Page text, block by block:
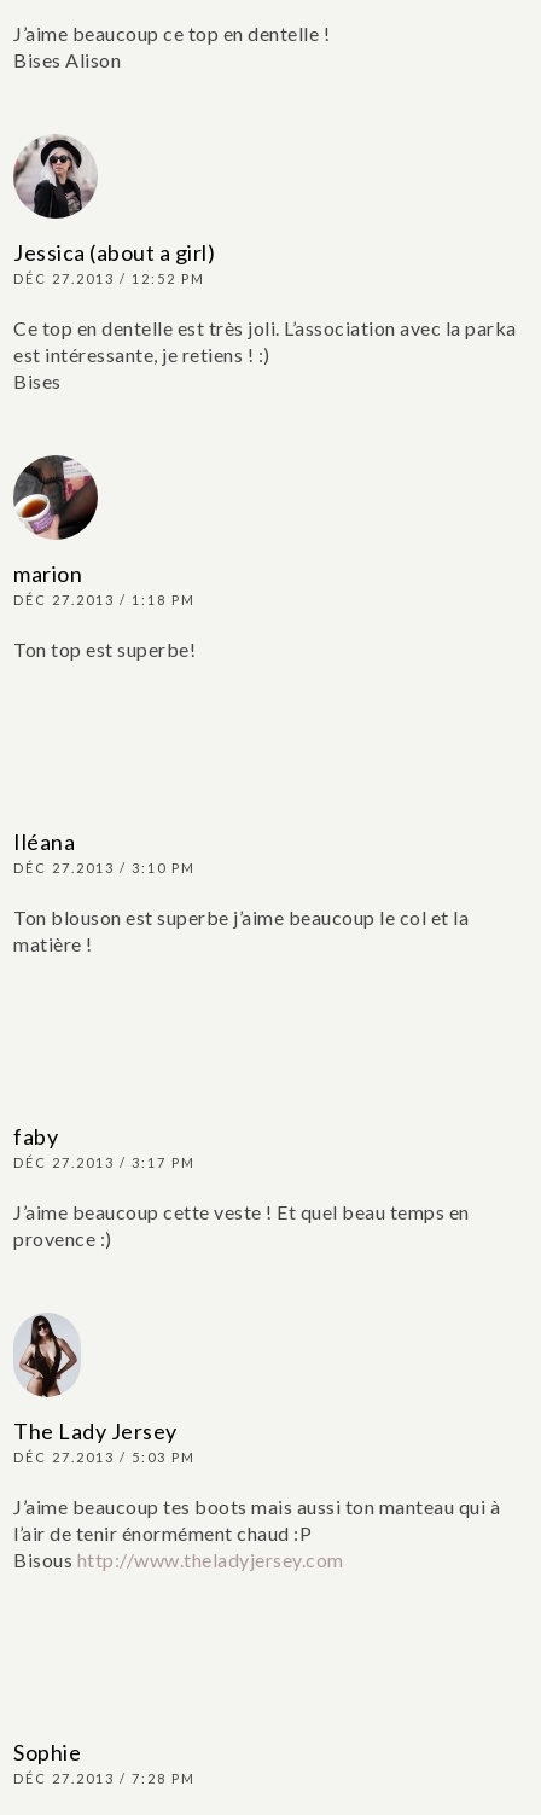
J’aime beaucoup ce top en dentelle !
Bises Alison
Jessica (about a girl)
DÉC 27.2013 / 12:52 PM
Ce top en dentelle est très joli. L’association avec la parka
est intéressante, je retiens ! :)
Bises
marion
DÉC 27.2013 / 1:18 PM
Ton top est superbe!
Iléana
DÉC 27.2013 / 3:10 PM
Ton blouson est superbe j’aime beaucoup le col et la
matière !
faby
DÉC 27.2013 / 3:17 PM
J’aime beaucoup cette veste ! Et quel beau temps en
provence :)
The Lady Jersey
DÉC 27.2013 / 5:03 PM
J’aime beaucoup tes boots mais aussi ton manteau qui à
l’air de tenir énormément chaud :P
Bisous http://www.theladyjersey.com
Sophie
DÉC 27.2013 / 7:28 PM